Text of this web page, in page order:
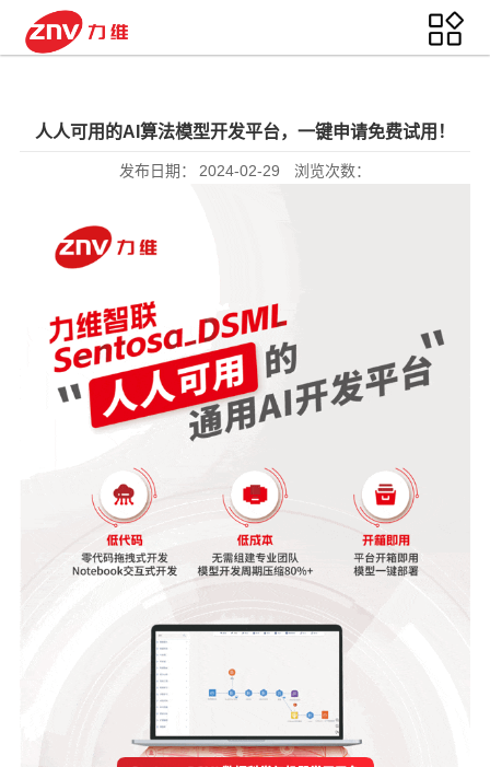
人人可用的AI算法模型开发平台，一键申请免费试用！
发布日期： 2024-02-29 浏览次数：